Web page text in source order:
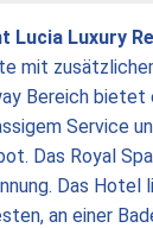
Lucia Luxury
mit
Bereich bietet
Service
Das Royal
Das Hotel
an einer